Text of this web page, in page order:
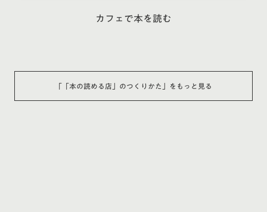
カフェで本を読む
「 「本の読める店」のつくりかた 」をもっと見る